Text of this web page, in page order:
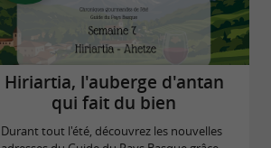
Hiriartia, l'auberge d'antan
qui fait du bien
Durant tout l'été, découvrez les nouvelles